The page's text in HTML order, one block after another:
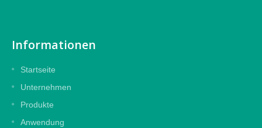
Informationen
Startseite
Unternehmen
Produkte
Anwendung